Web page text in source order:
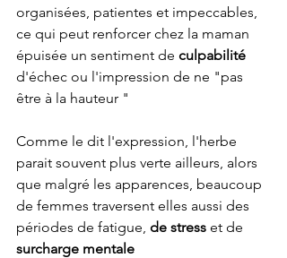
organisées, patientes et impeccables,
ce qui peut renforcer chez la maman
épuisée un sentiment de culpabilité
d'échec ou l'impression de ne "pas
être à la hauteur "
Comme le dit l'expression, l'herbe
parait souvent plus verte ailleurs, alors
que malgré les apparences, beaucoup
de femmes traversent elles aussi des
périodes de fatigue, de stress et de
surcharge mentale